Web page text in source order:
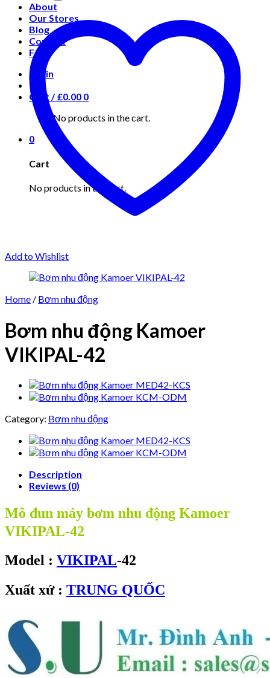
About
Our Stores
Blog
Contact
FAQ
Login
Cart /£0.00 0
No products in the cart.
0
Cart
No products in the cart.
Add to Wishlist
Home / Bơm nhu động
Bơm nhu động Kamoer
VIKIPAL-42
Category: Bơm nhu động
Description
Reviews (0)
Mô đun máy bơm nhu động Kamoer
VIKIPAL-42
Model : VIKIPAL-42
Xuất xứ : TRUNG QUỐC